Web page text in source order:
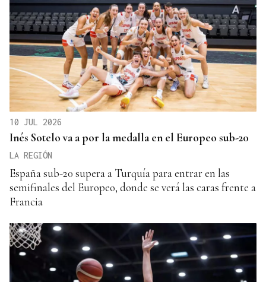
10 JUL 2026
Inés Sotelo va a por la medalla en el Europeo sub-20
LA REGIÓN
España sub-20 supera a Turquía para entrar en las
semifinales del Europeo, donde se verá las caras frente a
Francia